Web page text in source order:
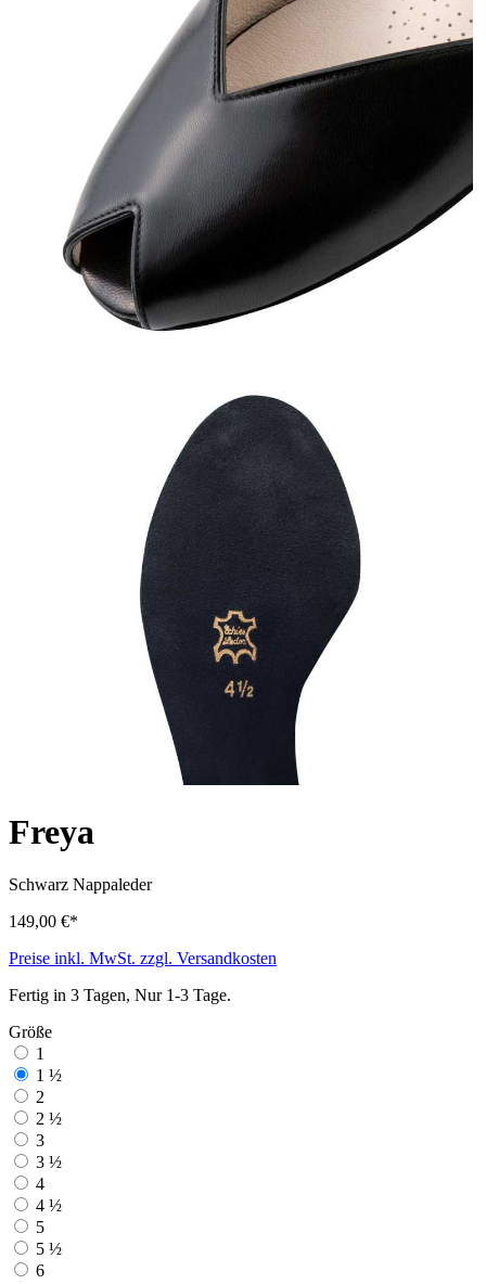
Freya
Schwarz Nappaleder
149,00 €*
Preise inkl. MwSt. zzgl. Versandkosten
Fertig in 3 Tagen, Nur 1-3 Tage.
Größe
1
1 ½
2
2 ½
3
3 ½
4
4 ½
5
5 ½
6